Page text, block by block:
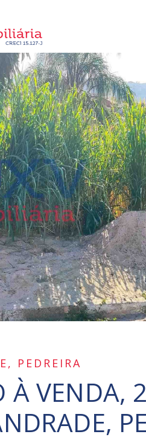
PEDREIRA
À VENDA,